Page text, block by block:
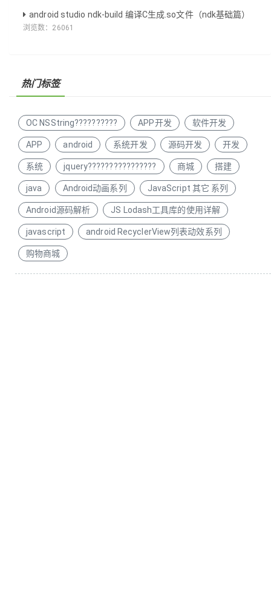
android studio ndk-build 编译C生成.so文件（ndk基础篇）
浏览数： 26061
热门标签
OC NSString?????????? APP开发 软件开发
APP android 系统开发 源码开发 开发
系统 jquery???????????????? 商城 搭建
java Android动画系列 JavaScript 其它 系列
Android源码解析 JS Lodash工具库的使用详解
javascript android RecyclerView列表动效系列
购物商城